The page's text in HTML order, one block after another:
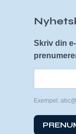
Skriv din
Exempel: